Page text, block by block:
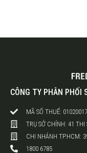
CÔNG TY PHÂN PHỐI
MÃ SỐ THUẾ:
TRỤ SỞ CHÍNH: 41
CHI NHÁNH TP.HCM:
1800 6785